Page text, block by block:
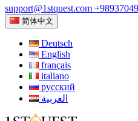
support@1stquest.com
简体中文
Deutsch
English
français
italiano
русский
العربية